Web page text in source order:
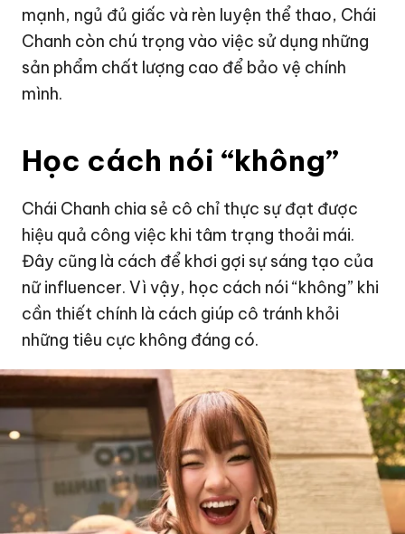
mạnh, ngủ đủ giấc và rèn luyện thể thao, Chái
Chanh còn chú trọng vào việc sử dụng những
sản phẩm chất lượng cao để bảo vệ chính
mình.
Học cách nói “không”
Chái Chanh chia sẻ cô chỉ thực sự đạt được
hiệu quả công việc khi tâm trạng thoải mái.
Đây cũng là cách để khơi gợi sự sáng tạo của
nữ influencer. Vì vậy, học cách nói “không” khi
cần thiết chính là cách giúp cô tránh khỏi
những tiêu cực không đáng có.